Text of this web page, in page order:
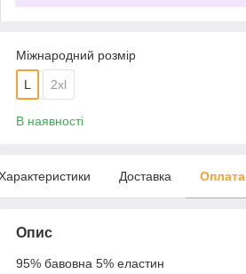
Міжнародний розмір
L 2xl
В наявності
Доставка Оплата
Опис
95% бавовна 5% еластин